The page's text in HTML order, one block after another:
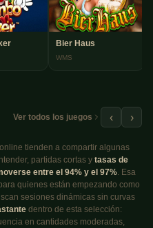
Bier Haus
WMS
Ver todos los juegos ‹ ›
tienden a compartir algunas
partidas cortas y tasas de
entre el 94% y el 97%. Esa
quienes están empezando como
sesiones dinámicas sin curvas
dentro de esta selección:
en cantidades moderadas,